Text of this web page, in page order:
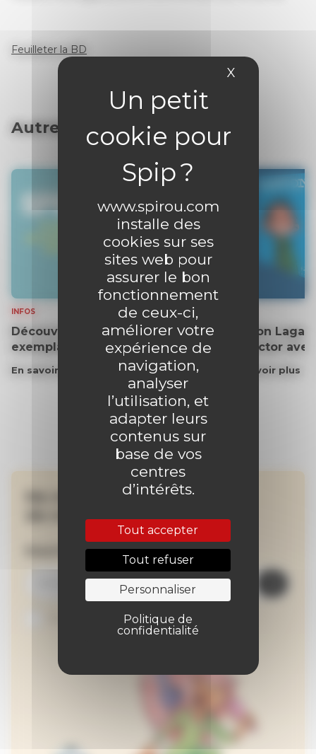
www.spirou.com
installe des
cookies sur ses
sites web pour
assurer le bon
fonctionnement
de ceux-ci,
améliorer votre
expérience de
navigation,
analyser
l’utilisation, et
adapter leurs
contenus sur
base de vos
centres
d’intérêts.
Tout accepter
Tout refuser
Personnaliser
Politique de
confidentialité
X Masquer le
Feuilleter la BD
Autres articles
INFOS
Découvrez gratuitement un
exemplaire du journal !
En savoir plus
Gaston
collector
En savoir plus
Ne manquez aucune
de nos actualités !
Inscrivez-vous à la newsletter
Je suis abonné au site